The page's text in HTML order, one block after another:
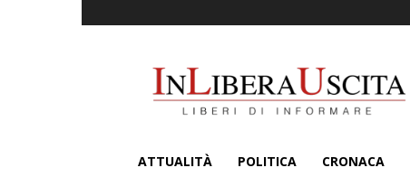
ATTUALITÀ POLITICA CRONACA